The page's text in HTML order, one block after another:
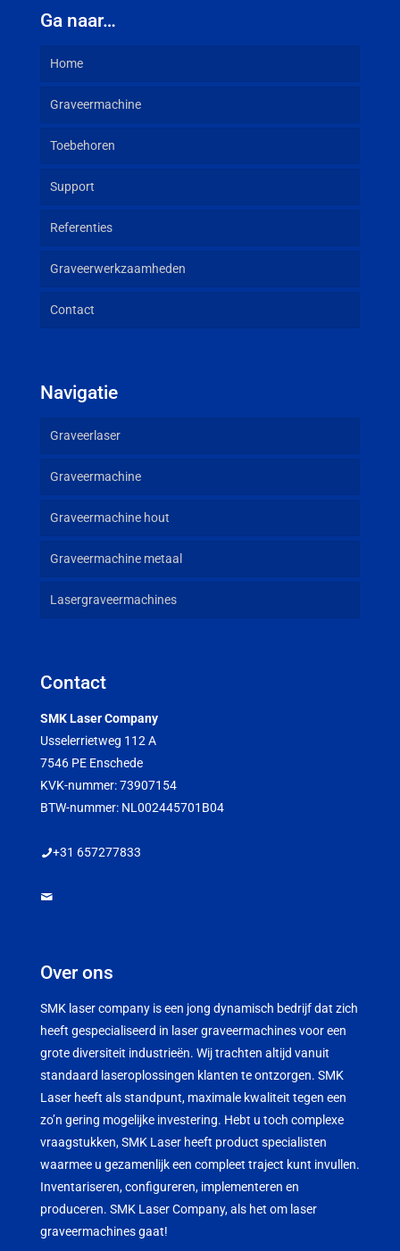
Ga naar…
Home
Graveermachine
Toebehoren
Support
Referenties
Graveerwerkzaamheden
Contact
Navigatie
Graveerlaser
Graveermachine
Graveermachine hout
Graveermachine metaal
Lasergraveermachines
Contact
SMK Laser Company
Usselerrietweg 112 A
7546 PE Enschede
KVK-nummer: 73907154
BTW-nummer: NL002445701B04
+31 657277833
Over ons
SMK laser company is een jong dynamisch bedrijf dat zich
heeft gespecialiseerd in laser graveermachines voor een
grote diversiteit industrieën. Wij trachten altijd vanuit
standaard laseroplossingen klanten te ontzorgen. SMK
Laser heeft als standpunt, maximale kwaliteit tegen een
zo’n gering mogelijke investering. Hebt u toch complexe
vraagstukken, SMK Laser heeft product specialisten
waarmee u gezamenlijk een compleet traject kunt invullen.
Inventariseren, configureren, implementeren en
produceren. SMK Laser Company, als het om laser
graveermachines gaat!